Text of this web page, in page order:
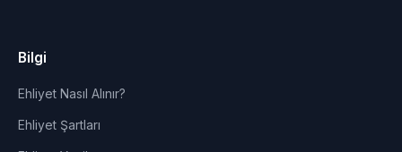
Bilgi
Ehliyet Nasıl Alınır?
Ehliyet Şartları